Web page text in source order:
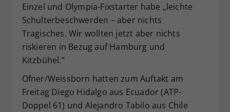
Einzel und Olympia-Fixstarter habe „leichte
Schulterbeschwerden – aber nichts
Tragisches. Wir wollten jetzt aber nichts
riskieren in Bezug auf Hamburg und
Kitzbühel.“
Ofner/Weissborn hatten zum Auftakt am
Freitag Diego Hidalgo aus Ecuador (ATP-
Doppel 61) und Alejandro Tabilo aus Chile